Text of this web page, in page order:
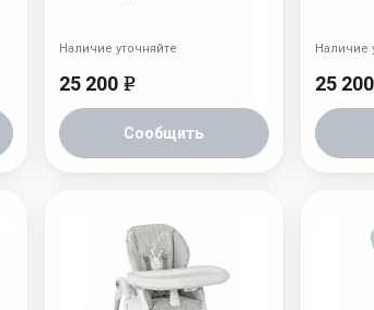
25 200 e
Сообщить
Наличие уточняйте
25 200
Наличие